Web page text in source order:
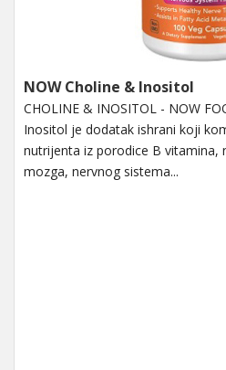
NOW Choline & Inositol
CHOLINE & INOSITOL - NOW
Inositol je dodatak ishrani koji
nutrijenta iz porodice B vitamina,
mozga, nervnog sistema...